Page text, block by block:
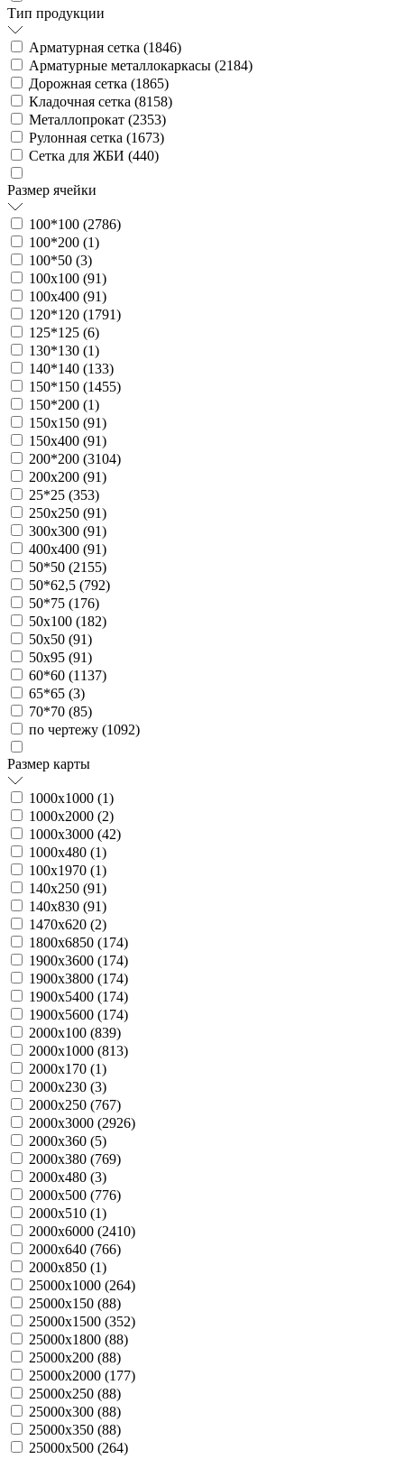
Тип продукции
Арматурная сетка (1846)
Арматурные металлокаркасы (2184)
Дорожная сетка (1865)
Кладочная сетка (8158)
Металлопрокат (2353)
Рулонная сетка (1673)
Сетка для ЖБИ (440)
Размер ячейки
100*100 (2786)
100*200 (1)
100*50 (3)
100х100 (91)
100х400 (91)
120*120 (1791)
125*125 (6)
130*130 (1)
140*140 (133)
150*150 (1455)
150*200 (1)
150х150 (91)
150х400 (91)
200*200 (3104)
200х200 (91)
25*25 (353)
250х250 (91)
300х300 (91)
400х400 (91)
50*50 (2155)
50*62,5 (792)
50*75 (176)
50х100 (182)
50х50 (91)
50х95 (91)
60*60 (1137)
65*65 (3)
70*70 (85)
по чертежу (1092)
Размер карты
1000х1000 (1)
1000х2000 (2)
1000х3000 (42)
1000х480 (1)
100х1970 (1)
140х250 (91)
140х830 (91)
1470х620 (2)
1800х6850 (174)
1900х3600 (174)
1900х3800 (174)
1900х5400 (174)
1900х5600 (174)
2000х100 (839)
2000х1000 (813)
2000х170 (1)
2000х230 (3)
2000х250 (767)
2000х3000 (2926)
2000х360 (5)
2000х380 (769)
2000х480 (3)
2000х500 (776)
2000х510 (1)
2000х6000 (2410)
2000х640 (766)
2000х850 (1)
25000х1000 (264)
25000х150 (88)
25000х1500 (352)
25000х1800 (88)
25000х200 (88)
25000х2000 (177)
25000х250 (88)
25000х300 (88)
25000х350 (88)
25000х500 (264)